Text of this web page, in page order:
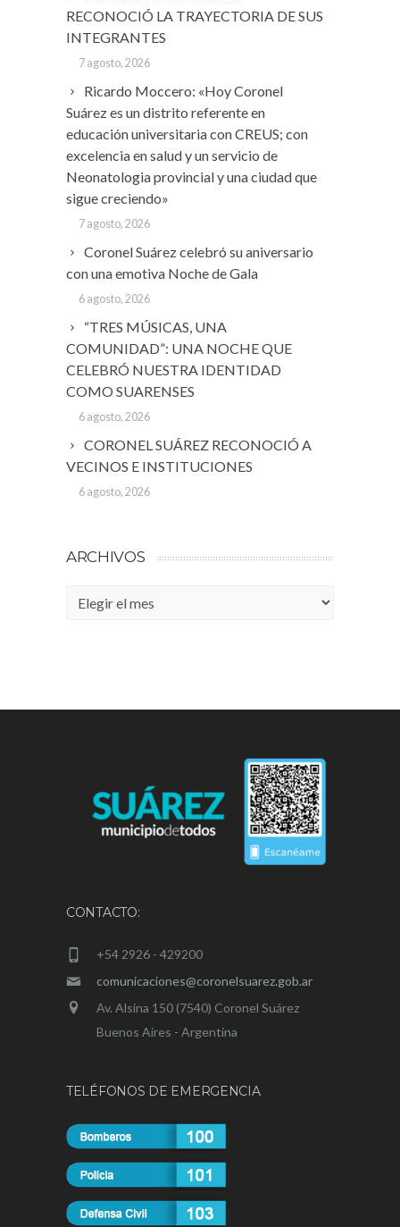
RECONOCIÓ LA TRAYECTORIA DE SUS
INTEGRANTES
7 agosto, 2026
Ricardo Moccero: «Hoy Coronel
Suárez es un distrito referente en
educación universitaria con CREUS; con
excelencia en salud y un servicio de
Neonatologia provincial y una ciudad que
sigue creciendo»
7 agosto, 2026
Coronel Suárez celebró su aniversario
con una emotiva Noche de Gala
6 agosto, 2026
“TRES MÚSICAS, UNA
COMUNIDAD”: UNA NOCHE QUE
CELEBRÓ NUESTRA IDENTIDAD
COMO SUARENSES
6 agosto, 2026
CORONEL SUÁREZ RECONOCIÓ A
VECINOS E INSTITUCIONES
6 agosto, 2026
ARCHIVOS
Archivos
CONTACTO:
+54 2926 - 429200
comunicaciones@coronelsuarez.gob.ar
Av. Alsina 150 (7540) Coronel Suárez
Buenos Aires - Argentina
TELÉFONOS DE EMERGENCIA